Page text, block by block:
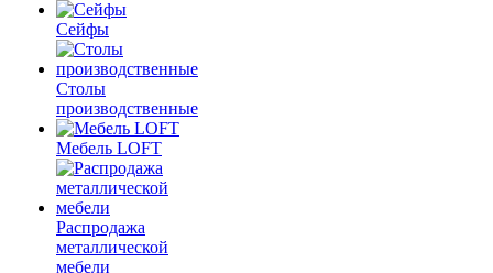
Сейфы
Столы
производственные
Мебель LOFT
Распродажа
металлической
мебели